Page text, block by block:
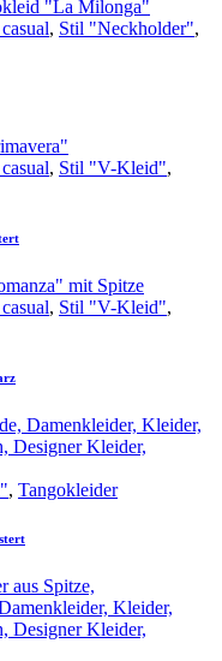
, Stil "Neckholder",
, Stil "V-Kleid",
, Stil "V-Kleid",
, Tangokleider